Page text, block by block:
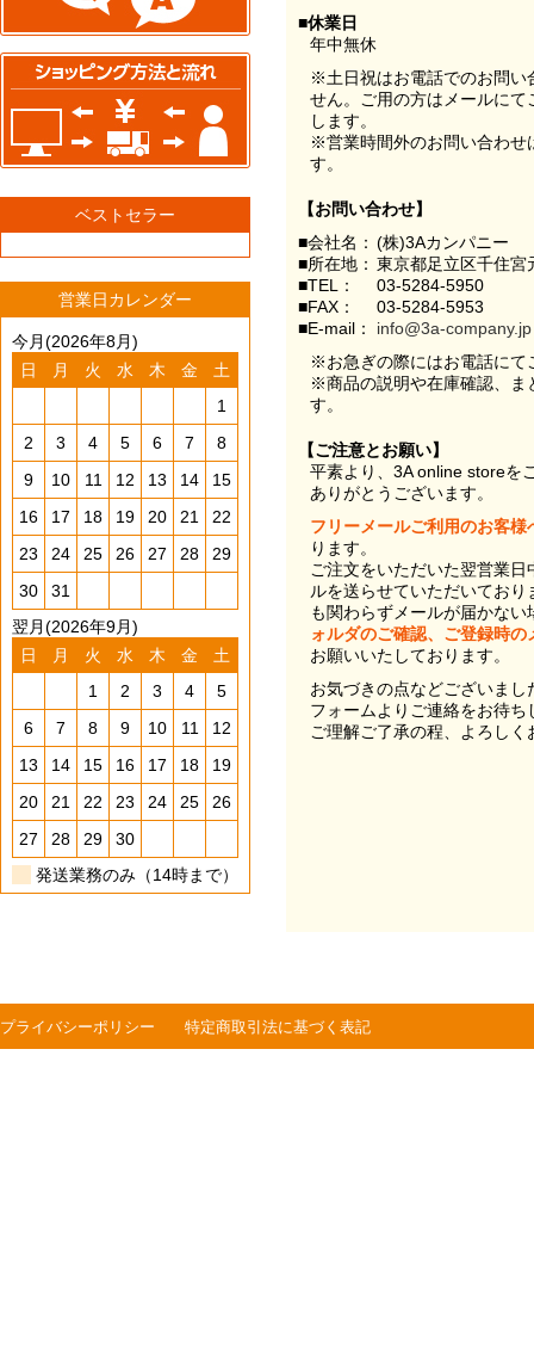
ベストセラー
営業日カレンダー
今月(2026年8月)
日
月 火 水 木 金
土
1
2
3 4 5 6 7
8
9
10 11 12 13 14
15
16
17 18 19 20 21
22
23
24 25 26 27 28
29
30
31
翌月(2026年9月)
日
月 火 水 木 金
土
1
2 3 4
5
6
7 8 9 10 11
12
13
14 15 16 17 18
19
20
21 22 23 24 25
26
27
28 29
30
発送業務のみ（14時まで）
■休業日
年中無休
※土日祝はお電話でのお問い
せん。ご用の方はメールに
します。
※営業時間外のお問い合わせ
す。
【お問い合わせ】
■会社名： (株)3Aカンパニー
■所在地： 東京都足立区千住
■TEL：
03-5284-5950
■FAX：
03-5284-5953
■E-mail：
info@3a-company.jp
※お急ぎの際にはお電話にて
※商品の説明や在庫確認、ま
す。
【ご注意とお願い】
平素より、3A online storeを
ありがとうございます。
フリーメールご利用のお客様
ります。
ご注文をいただいた翌営業
ルを送らせていただいてお
も関わらずメールが届かない
ォルダのご確認、ご登録時
お願いいたしております。
お気づきの点などございま
フォームよりご連絡をお待ち
ご理解ご了承の程、よろし
プライバシーポリシー 特定商取引法に基づく表記